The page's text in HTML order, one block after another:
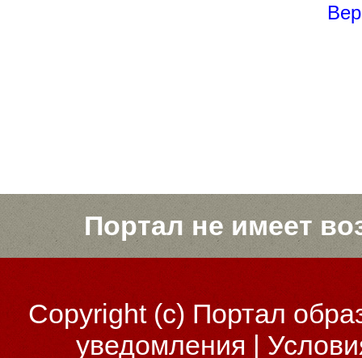
Портал не имеет
Copyright (c)Портал
уведомления |